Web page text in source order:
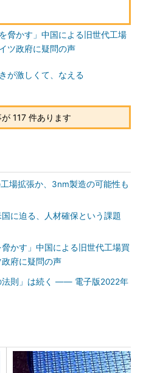
脅かす」中国による旧世代工場
ツ政府に疑問の声
が激しくて、なえる
117 件あります
場拡張か、3nm製造の可能性も
に迫る、人材確保という課題
脅かす」中国による旧世代工場買
府に疑問の声
法則」は続く ―― 電子版2022年